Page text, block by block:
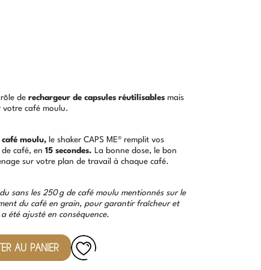
de rechargeur de capsules réutilisables mais
votre café moulu.
moulu, le shaker CAPS ME® remplit vos
café, en 15 secondes. La bonne dose, le bon
sur votre plan de travail à chaque café.
sans les 250 g de café moulu mentionnés sur le
du café en grain, pour garantir fraîcheur et
été ajusté en conséquence.
AU PANIER